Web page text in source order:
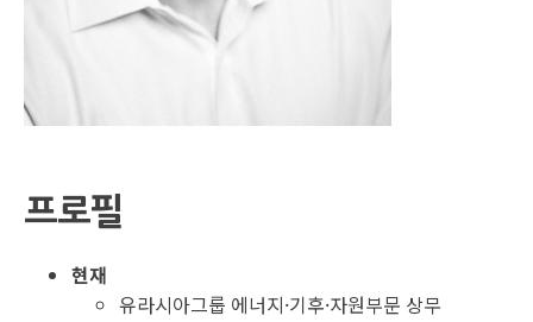
프로필
현재
유라시아그룹 에너지·기후·자원부문 상무